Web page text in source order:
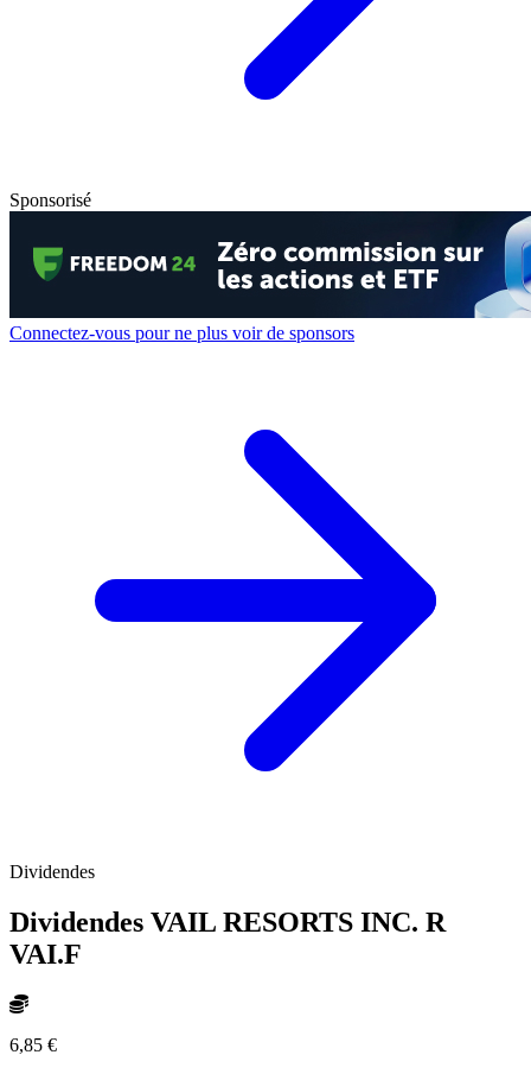
Sponsorisé
Connectez-vous pour ne plus voir de sponsors
Dividendes
Dividendes VAIL RESORTS INC. R
VAI.F
6,85 €